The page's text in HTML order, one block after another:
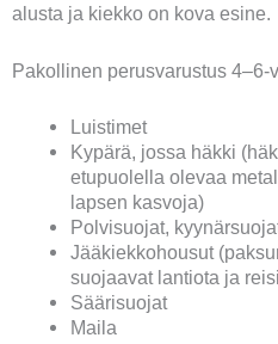
alusta ja kiekko on kova esine.
Pakollinen perusvarustus 4–6-
Luistimet
Kypärä, jossa häkki
etupuolella olevaa
lapsen kasvoja)
Polvisuojat,
Jääkiekkohousut
suojaavat lantiota ja
Säärisuojat
Maila